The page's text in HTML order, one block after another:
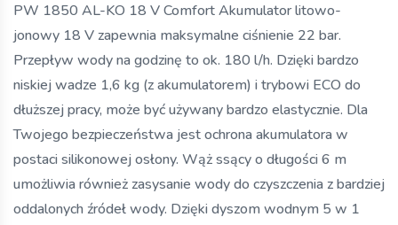
PW 1850 AL-KO 18 V Comfort Akumulator litowo-
jonowy 18 V zapewnia maksymalne ciśnienie 22 bar.
Przepływ wody na godzinę to ok. 180 l/h. Dzięki bardzo
niskiej wadze 1,6 kg (z akumulatorem) i trybowi ECO do
dłuższej pracy, może być używany bardzo elastycznie. Dla
Twojego bezpieczeństwa jest ochrona akumulatora w
postaci silikonowej osłony. Wąż ssący o długości 6 m
umożliwia również zasysanie wody do czyszczenia z bardziej
oddalonych źródeł wody. Dzięki dyszom wodnym 5 w 1